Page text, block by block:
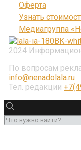
2024
По вопросам
info@nenadolala.ru
Тел. редакции
Оферта
Узнать
Медиагруппа